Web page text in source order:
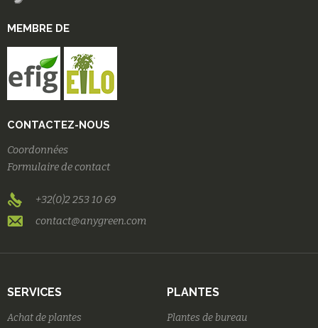
MEMBRE DE
CONTACTEZ-NOUS
Coordonnées
Formulaire de contact
+32(0)2 253 10 69
contact@anygreen.com
SERVICES
Achat de plantes
PLANTES
Plantes de bureau